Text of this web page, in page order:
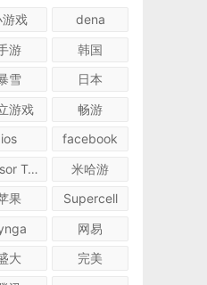
游戏
dena
游
韩国
雪
日本
游戏
畅游
ios
facebook
Sensor Tower
米哈游
果
Supercell
网易
大
完美